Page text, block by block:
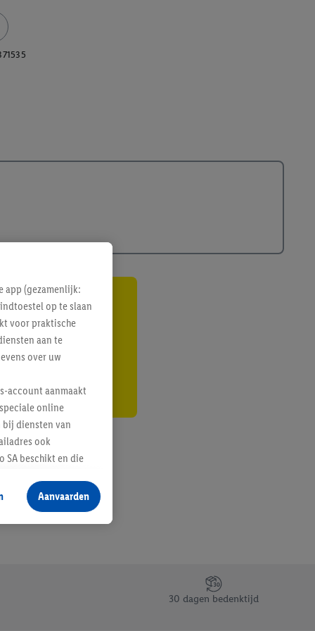
30 dagen bedenktijd
app (gezamenlijk:
op te slaan
voor praktische
aan te
over uw
account aanmaakt
online
diensten van
ook
SA beschikt en die
producten waarin
voegen, maar het
als er met behulp
Door op
informatie,
Aanvaarden